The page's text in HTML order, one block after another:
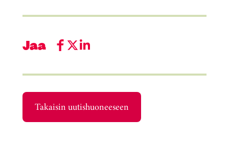
Jaa
Takaisin uutishuoneeseen